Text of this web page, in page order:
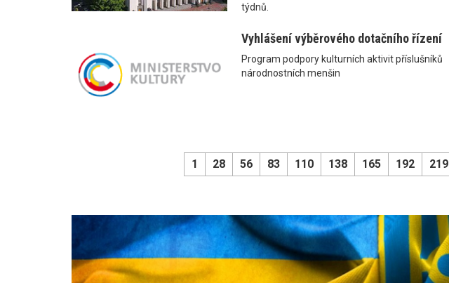
týdnů.
Vyhlášení výběrového dotačního řízení
Program podpory kulturních aktivit příslušníků
národnostních menšin
1 28 56 83 110 138 165 192 219